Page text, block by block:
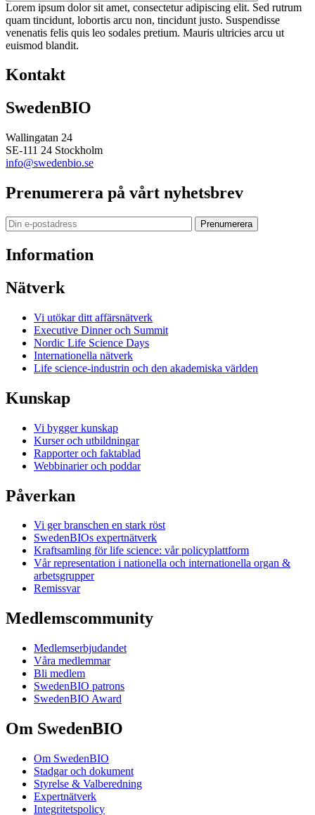
Lorem ipsum dolor sit amet, consectetur adipiscing elit. Sed rutrum
quam tincidunt, lobortis arcu non, tincidunt justo. Suspendisse
venenatis felis quis leo sodales pretium. Mauris ultricies arcu ut
euismod blandit.
Kontakt
SwedenBIO
Wallingatan 24
SE-111 24 Stockholm
info@swedenbio.se
Prenumerera på vårt nyhetsbrev
Prenumerera
Information
Nätverk
Vi utökar ditt affärsnätverk
Executive Dinner och Summit
Nordic Life Science Days
Internationella nätverk
Life science-industrin och den akademiska världen
Kunskap
Vi bygger kunskap
Kurser och utbildningar
Rapporter och faktablad
Webbinarier och poddar
Påverkan
Vi ger branschen en stark röst
SwedenBIOs expertnätverk
Kraftsamling för life science: vår policyplattform
Vår representation i nationella och internationella organ &
arbetsgrupper
Remissvar
Medlemscommunity
Medlemserbjudandet
Våra medlemmar
Bli medlem
SwedenBIO patrons
SwedenBIO Award
Om SwedenBIO
Om SwedenBIO
Stadgar och dokument
Styrelse & Valberedning
Expertnätverk
Integritetspolicy